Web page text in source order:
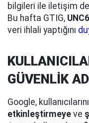
bilgileri ile iletişim
Bu hafta GTIG,
veri ihlali yaptığını
GÜVENLİK
Google, kullanıcılarını
etkinleştirmeye ve